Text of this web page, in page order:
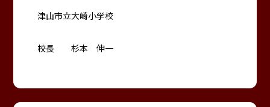
津山市立大崎小学校
校長 杉本 伸一